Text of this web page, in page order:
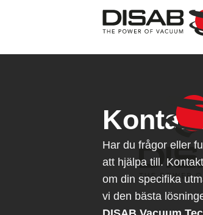
Har du frågor eller
att hjälpa till.
om din specifika
vi den bästa